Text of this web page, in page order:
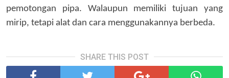
pemotongan pipa. Walaupun memiliki tujuan yang
mirip, tetapi alat dan cara menggunakannya berbeda.
SHARE THIS POST